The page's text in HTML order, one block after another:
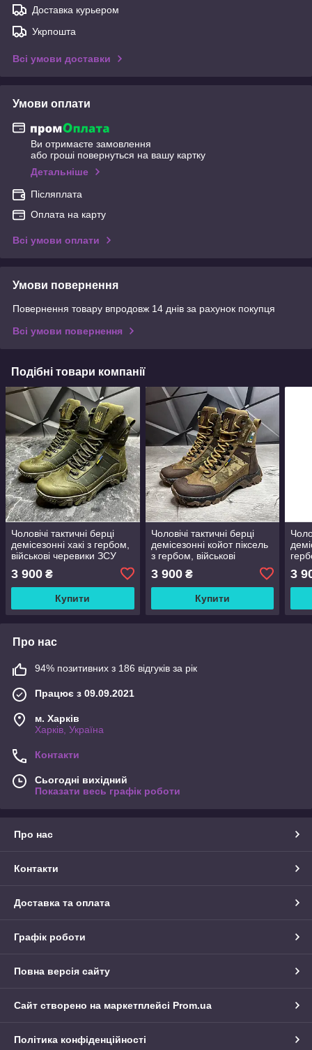
Доставка курьером
Укрпошта
Всі умови доставки
Умови оплати
Ви отримаєте замовлення
або гроші повернуться на вашу картку
Детальніше
Післяплата
Оплата на карту
Всі умови оплати
Умови повернення
Повернення товару впродовж 14 днів за рахунок покупця
Всі умови повернення
Подібні товари компанії
Чоловічі тактичні берці
демісезонні хакі з гербом,
військові черевики ЗСУ
розмір 40 41 42 43 44 45
46
3 900 ₴
Купити
Чоловічі тактичні берці
демісезонні койот піксель
з гербом, військові
армійські, розмір 40 41 42
43 44 45 46
3 900₴
Купити
46
3
Про нас
94% позитивних з 186 відгуків за рік
Працює з 09.09.2021
м. Харків
Харків, Україна
Контакти
Сьогодні вихідний
Показати весь графік роботи
Про нас
Контакти
Доставка та оплата
Графік роботи
Повна версія сайту
Сайт створено на маркетплейсі Prom.ua
Політика конфіденційності